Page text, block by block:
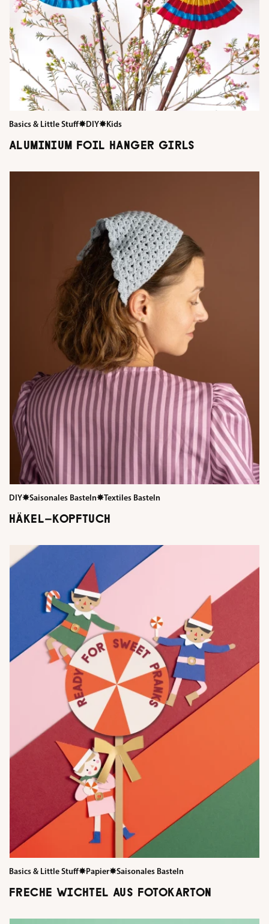
Basics & Little Stuff✸DIY✸Kids
ALUMINIUM FOIL HANGER GIRLS
DIY✸Saisonales Basteln✸Textiles Basteln
HÄKEL-KOPFTUCH
Basics & Little Stuff✸Papier✸Saisonales Basteln
FRECHE WICHTEL AUS FOTOKARTON